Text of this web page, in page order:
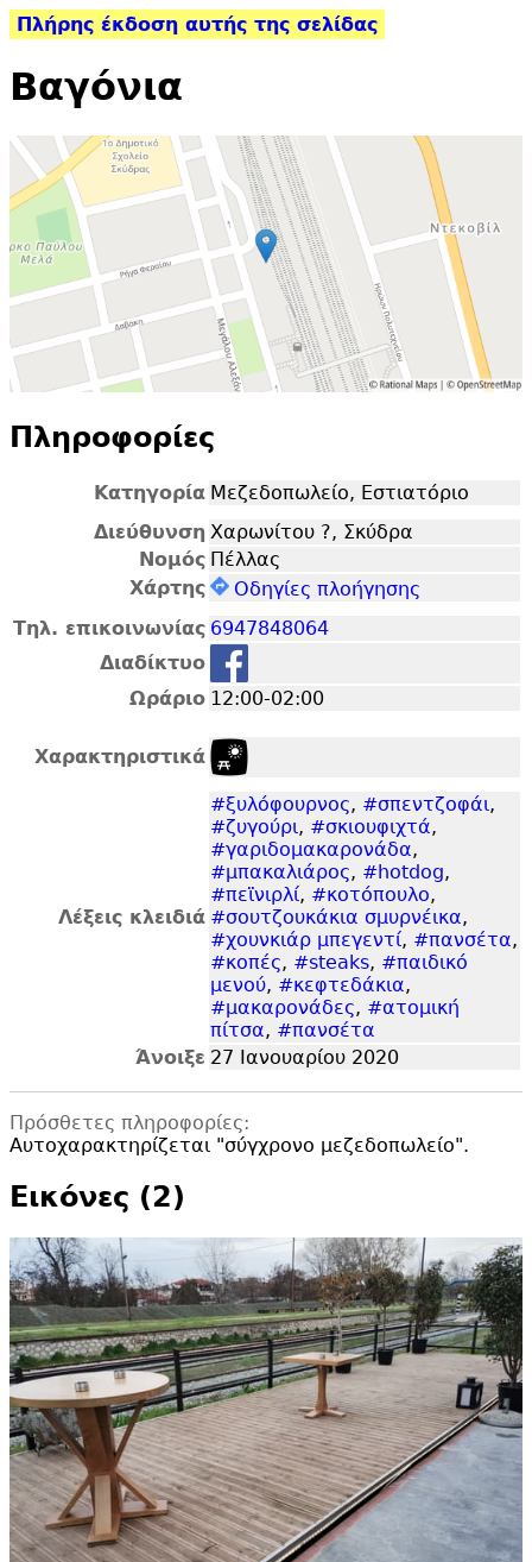
Πλήρης έκδοση αυτής της σελίδας
Βαγόνια
Πληροφορίες
Κατηγορία Μεζεδοπωλείο, Εστιατόριο
Διεύθυνση Χαρωνίτου ?, Σκύδρα
Νομός Πέλλας
Χάρτης
Οδηγίες πλοήγησης
Τηλ. επικοινωνίας 6947848064
Διαδίκτυο
Ωράριο 12:00-02:00
Χαρακτηριστικά
Λέξεις κλειδιά
#ξυλόφουρνος, #σπεντζοφάι,
#ζυγούρι, #σκιουφιχτά,
#γαριδομακαρονάδα,
#μπακαλιάρος, #hotdog,
#πεϊνιρλί, #κοτόπουλο,
#σουτζουκάκια σμυρνέικα,
#χουνκιάρ μπεγεντί, #πανσέτα,
#κοπές, #steaks, #παιδικό
μενού, #κεφτεδάκια,
#μακαρονάδες, #ατομική
πίτσα, #πανσέτα
Άνοιξε 27 Ιανουαρίου 2020
Πρόσθετες πληροφορίες:
Αυτοχαρακτηρίζεται "σύγχρονο μεζεδοπωλείο".
Εικόνες (2)